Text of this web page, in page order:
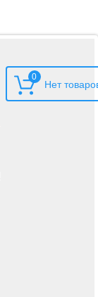
0